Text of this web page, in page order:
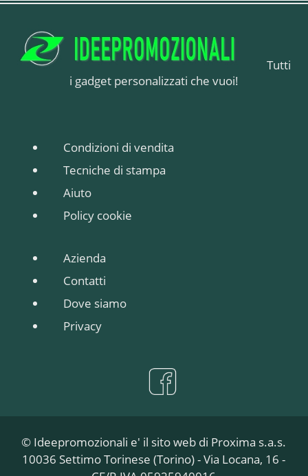
Tutti
i gadget personalizzati che vuoi!
Condizioni di vendita
Tecniche di stampa
Aiuto
Policy cookie
Azienda
Contatti
Dove siamo
Privacy
© Ideepromozionali e' il sito web di Proxima s.a.s.
10036 Settimo Torinese (Torino) - Via Locana, 16 -